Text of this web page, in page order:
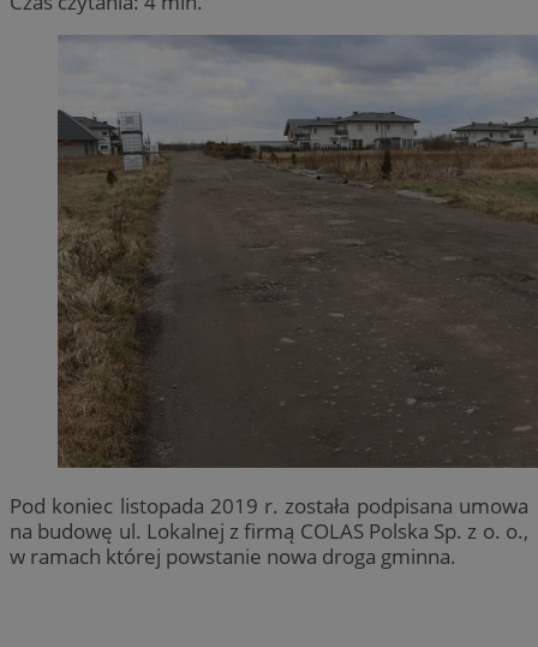
Pod koniec listopada 2019 r. została podpisana umowa
na budowę ul. Lokalnej z firmą COLAS Polska Sp. z o. o.,
w ramach której powstanie nowa droga gminna.